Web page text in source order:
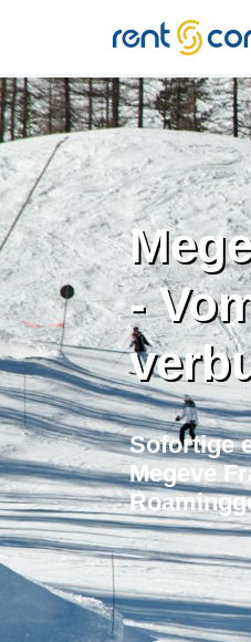
RENT'N
CONNECT
-
Sofortige
Megeve